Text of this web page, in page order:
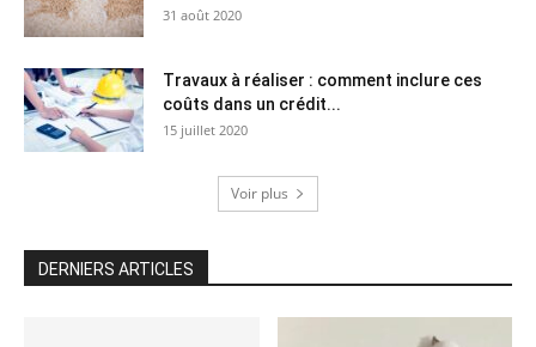
31 août 2020
Travaux à réaliser : comment inclure ces
coûts dans un crédit...
15 juillet 2020
Voir plus
DERNIERS ARTICLES